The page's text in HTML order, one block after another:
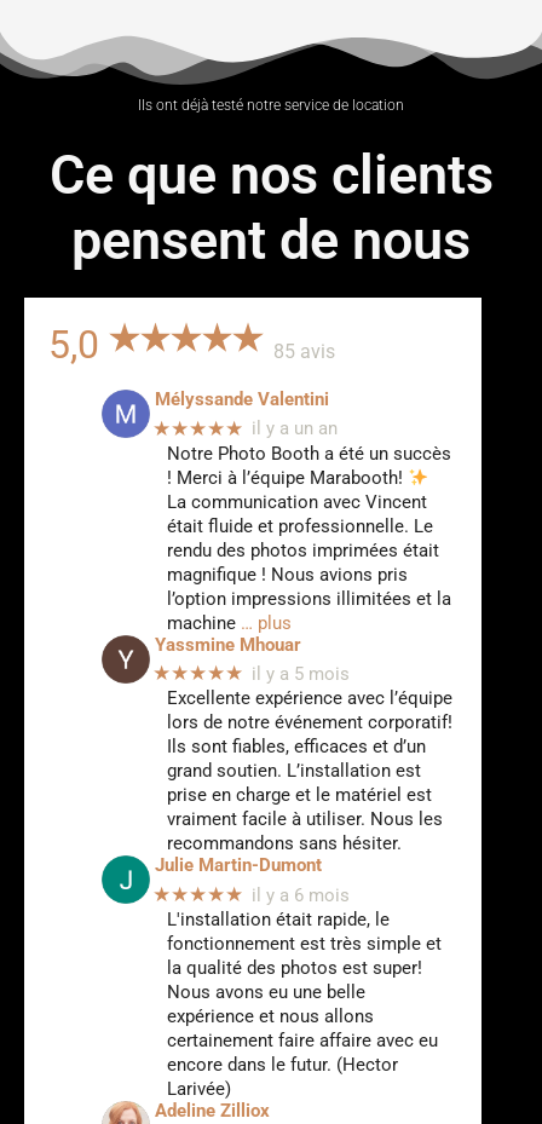
Ils ont déjà testé notre service de location
Ce que nos clients
pensent de nous
5,0 85 avis
Mélyssande Valentini
★★★★★ il y a un an
Notre Photo Booth a été un succès
! Merci à l’équipe Marabooth!
La communication avec Vincent
était fluide et professionnelle. Le
rendu des photos imprimées était
magnifique ! Nous avions pris
l’option impressions illimitées et la
machine … plus
Yassmine Mhouar
★★★★★ il y a 5 mois
Excellente expérience avec l’équipe
lors de notre événement corporatif!
Ils sont fiables, efficaces et d’un
grand soutien. L’installation est
prise en charge et le matériel est
vraiment facile à utiliser. Nous les
recommandons sans hésiter.
Julie Martin-Dumont
★★★★★ il y a 6 mois
L'installation était rapide, le
fonctionnement est très simple et
la qualité des photos est super!
Nous avons eu une belle
expérience et nous allons
certainement faire affaire avec eu
encore dans le futur. (Hector
Larivée)
Adeline Zilliox